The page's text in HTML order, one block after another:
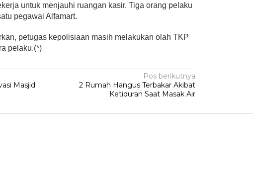
untuk menjauhi ruangan kasir. Tiga orang pelaku
pegawai Alfamart.
petugas kepolisiaan masih melakukan olah TKP
pelaku.(*)
Masjid
Pos berikutnya
2 Rumah Hangus Terbakar Akibat
Ketiduran Saat Masak Air